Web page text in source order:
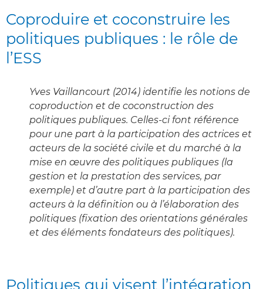
Coproduire et coconstruire les
politiques publiques : le rôle de
l’ESS
Yves Vaillancourt (2014) identifie les notions de
coproduction et de coconstruction des
politiques publiques. Celles-ci font référence
pour une part à la participation des actrices et
acteurs de la société civile et du marché à la
mise en œuvre des politiques publiques (la
gestion et la prestation des services, par
exemple) et d’autre part à la participation des
acteurs à la définition ou à l’élaboration des
politiques (fixation des orientations générales
et des éléments fondateurs des politiques).
Politiques qui visent l’intégration